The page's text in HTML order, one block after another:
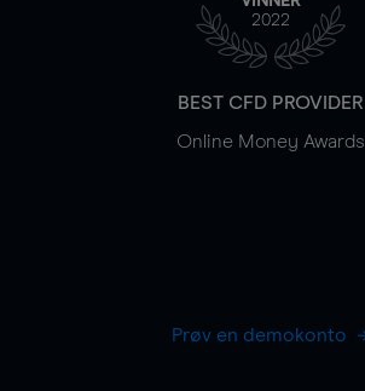
2022
BEST CFD PROVIDER
Online Money Awards
Prøv en demokonto